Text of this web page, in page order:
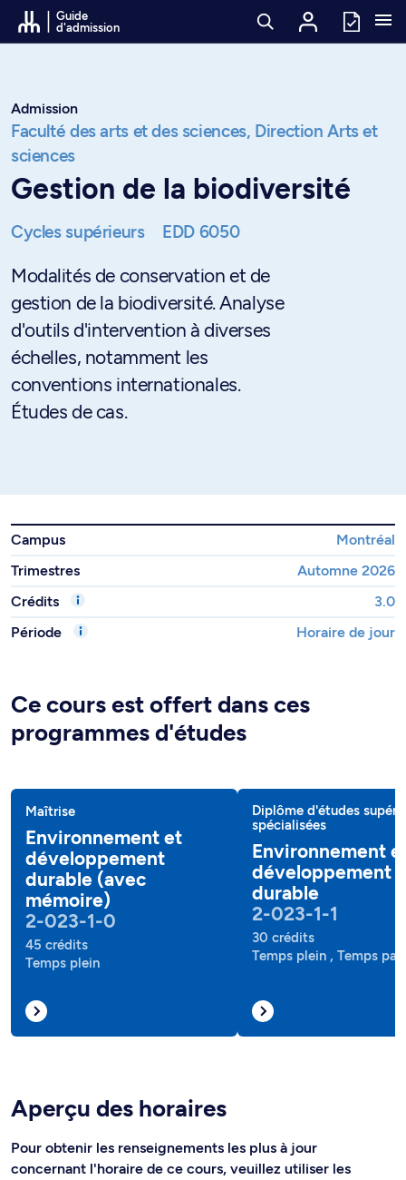
Passer au contenu
Guide
d'admission
Admission
Faculté des arts et des sciences, Direction Arts et
sciences
Gestion de la biodiversité
Cycles supérieurs EDD 6050
Modalités de conservation et de
gestion de la biodiversité. Analyse
d'outils d'intervention à diverses
échelles, notamment les
conventions internationales.
Études de cas.
Campus
Montréal
Trimestres
Automne 2026
Crédits
3.0
Période
Horaire de jour
Ce cours est offert dans ces
programmes d'études
Maîtrise
Environnement et
développement
durable (avec
mémoire)
2-023-1-0
45 crédits
Temps plein
Diplôme d'études
spécialisées
Environnement
développement
durable
2-023-1-1
30 crédits
Temps plein , Temps
Aperçu des horaires
Pour obtenir les renseignements les plus à jour
concernant l'horaire de ce cours, veuillez utiliser les